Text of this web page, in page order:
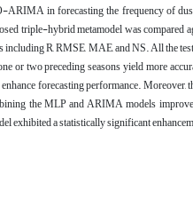
in forecasting the frequency of
triple-hybrid metamodel was
R, RMSE, MAE, and NS. All the
or two preceding seasons yield more
forecasting performance.
the MLP and ARIMA models
a statistically significant